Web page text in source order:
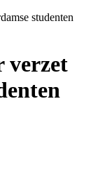
studenten
verzet